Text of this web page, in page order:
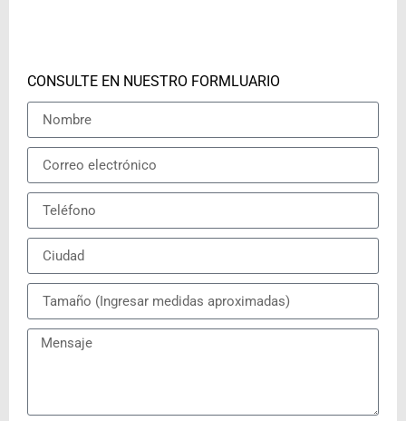
CONSULTE EN NUESTRO FORMLUARIO